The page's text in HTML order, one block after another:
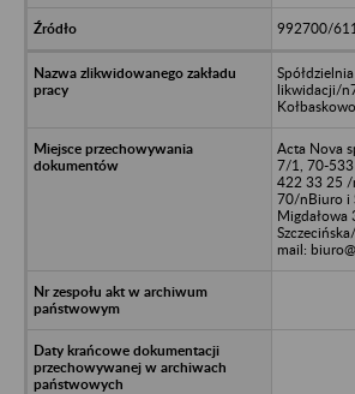
992700/
likwidacji/
Acta Nova
7/1, 70-533
422 33 25 /
70/nBiuro i
mail: